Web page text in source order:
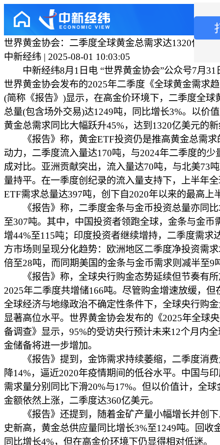
世界黄金协会：二季度全球黄金总需求达1320亿美
中新经纬 | 2025-08-01 10:03:05
中新经纬8月1日电 “世界黄金协会”公众号7月31
世界黄金协会发布的2025年二季度《全球黄金需求
(简称《报告》)显示，在高金价环境下，二季度全球
总量(包含场外交易)达1249吨，同比增长3%。以价
黄金总需求同比大幅跃升45%，达到1320亿美元的
《报告》称，黄金ETF投资仍是推高黄金总需求
动力，二季度流入量达170吨，与2024年二季度的少
成对比。亚洲贡献突出，流入量达70吨，与北美73
量持平。在一季度创纪录的流入量支持下，上半年
ETF需求总量达397吨，创下自2020年以来的最高上
《报告》称，二季度金条与金币投资总量亦同比
至307吨。其中，中国投资者领跑全球，金条与金币
增44%至115吨；印度投资者继续增持，二季度需求
方市场则呈现分化趋势：欧洲地区二季度净投资需
倍至28吨，而同期美国的金条与金币需求则减半至9
《报告》称，全球央行购金态势延续但节奏有所
2025年二季度共增储166吨。尽管购金增速放缓，但
全球经济与地缘政治不确定性条件下，全球央行购
显著高位水平。世界黄金协会发布的《2025年全球
备调查》显示，95%的受访央行预计未来12个月内
金储备将进一步增加。
《报告》提到，金饰需求持续萎缩，二季度消费
降14%，逼近2020年疫情期间的低谷水平。中国与
需求量分别同比下滑20%与17%。但以价值计，全球
金额依然上涨，二季度达360亿美元。
《报告》还提到，随着金矿产量小幅增长并创下
史新高，黄金总供应量同比增长3%至1249吨。回收
同比增长4%，但在高金价环境下仍显得相对低迷。